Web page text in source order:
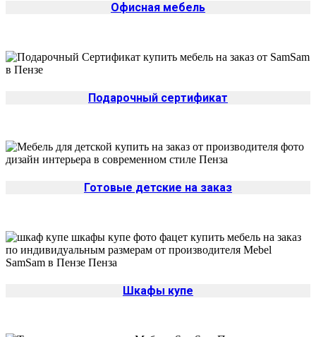
Офисная мебель
Подарочный сертификат
Готовые детские на заказ
Шкафы купе